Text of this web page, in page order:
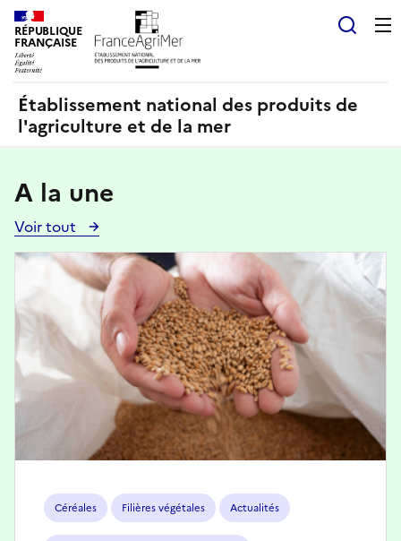
RÉPUBLIQUE
FRANÇAISE
Établissement national des produits de
l'agriculture et de la mer
A la une
Voir tout
Voir
toutes
les
actualités
Céréales Filières végétales Actualités
Image
Panneau de gestion des cookies